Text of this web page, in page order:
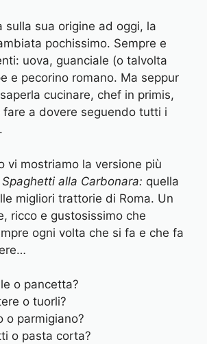
sulla sua origine ad oggi, la
pochissimo. Sempre e
uova, guanciale (o talvolta
e pecorino romano. Ma seppur
cucinare, chef in primis,
fare a dovere seguendo tutti i
vi mostriamo la versione più
Spaghetti alla Carbonara: quella
migliori trattorie di Roma. Un
ricco e gustosissimo che
ogni volta che si fa e che fa
o pancetta?
o tuorli?
o parmigiano?
o pasta corta?